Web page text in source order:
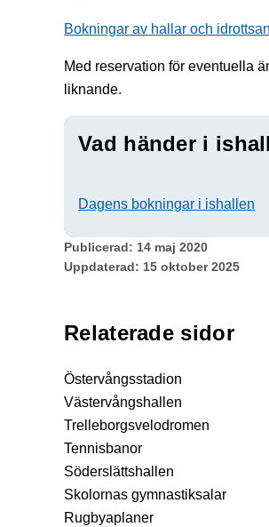
Bokningar av hallar och
Med reservation för eventuella
liknande.
Vad händer i
Dagens bokningar i ishallen
Publicerad: 14 maj 2020
Uppdaterad: 15 oktober 2025
Relaterade sidor
Östervångsstadion
Västervångshallen
Trelleborgsvelodromen
Tennisbanor
Söderslättshallen
Skolornas gymnastiksalar
Rugbyaplaner